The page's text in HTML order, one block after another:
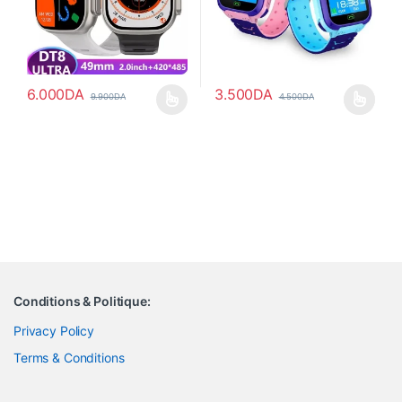
6.000DA 9.900DA 3.500DA 4.500DA
Conditions & Politique:
Privacy Policy
Terms & Conditions